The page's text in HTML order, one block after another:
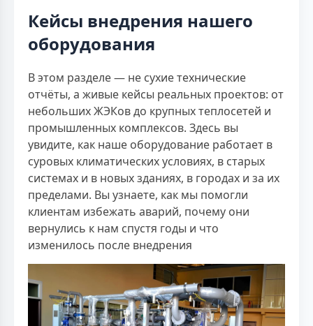
Кейсы внедрения нашего
оборудования
В этом разделе — не сухие технические
отчёты, а живые кейсы реальных проектов: от
небольших ЖЭКов до крупных теплосетей и
промышленных комплексов. Здесь вы
увидите, как наше оборудование работает в
суровых климатических условиях, в старых
системах и в новых зданиях, в городах и за их
пределами. Вы узнаете, как мы помогли
клиентам избежать аварий, почему они
вернулись к нам спустя годы и что
изменилось после внедрения